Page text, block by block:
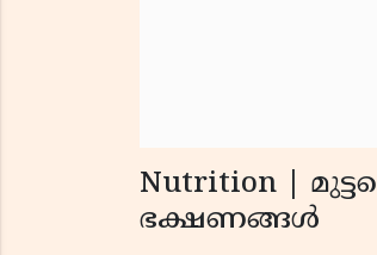
Nutrition |
ഭക്ഷണങ്ങൾ